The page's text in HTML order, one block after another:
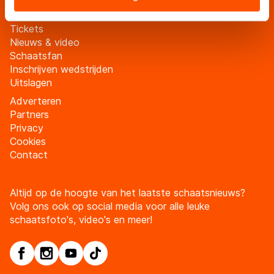
landen buiten de EU, zoals de VS, waar mogelijk geen
adequaat beschermingsniveau geldt volgens de GDPR.
Door op ‘Toestaan’ te klikken, stemt u in met deze
overdracht. Meer informatie vindt u in ons
Tickets
Nieuws & video
Schaatsfan
Inschrijven wedstrijden
Uitslagen
Adverteren
Partners
Privacy
Cookies
Contact
Altijd op de hoogte van het laatste schaatsnieuws?
Volg ons ook op social media voor alle leuke
schaatsfoto's, video's en meer!